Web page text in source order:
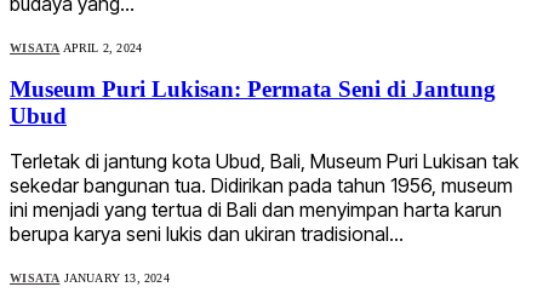
WISATA APRIL 2, 2024
Museum Puri Lukisan: Permata Seni di Jantung
Ubud
Terletak di jantung kota Ubud, Bali, Museum Puri Lukisan tak
sekedar bangunan tua. Didirikan pada tahun 1956, museum
ini menjadi yang tertua di Bali dan menyimpan harta karun
berupa karya seni lukis dan ukiran tradisional…
WISATA JANUARY 13, 2024